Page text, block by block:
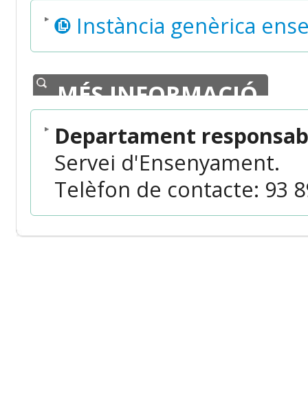
Instància genèrica
MÉS INFORMACIÓ
Departament
Servei d'Ensenyament.
Telèfon de contacte: 93